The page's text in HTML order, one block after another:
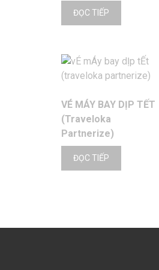
ĐỌC TIẾP
VÉ MÁY BAY DỊP TẾT
(Traveloka
Partnerize)
ĐỌC TIẾP